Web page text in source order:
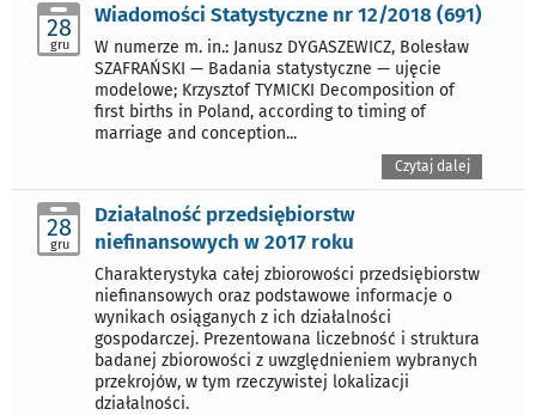
28
gru
Wiadomości Statystyczne nr 12/2018 (691)
W numerze m. in.: Janusz DYGASZEWICZ, Bolesław
SZAFRAŃSKI — Badania statystyczne — ujęcie
modelowe; Krzysztof TYMICKI Decomposition of
first births in Poland, according to timing of
marriage and conception...
Czytaj dalej
28
gru
Działalność przedsiębiorstw
niefinansowych w 2017 roku
Charakterystyka całej zbiorowości przedsiębiorstw
niefinansowych oraz podstawowe informacje o
wynikach osiąganych z ich działalności
gospodarczej. Prezentowana liczebność i struktura
badanej zbiorowości z uwzględnieniem wybranych
przekrojów, w tym rzeczywistej lokalizacji
działalności.